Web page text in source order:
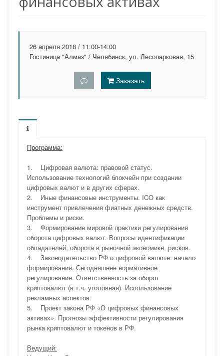
26 апреля 2018 / 11:00-14:00
Гостиница "Алмаз" / Челябинск, ул. Лесопарковая, 15
Заказать
Программа:
1. Цифровая валюта: правовой статус.
Использование технологий блокчейн при создании
цифровых валют и в других сферах.
2. Иные финансовые инструменты. ICO как
инструмент привлечения фиатных денежных средств.
Проблемы и риски.
3. Формирование мировой практики регулирования
оборота цифровых валют. Вопросы идентификации
обладателей, оборота в рыночной экономике, рисков.
4. Законодательство РФ о цифровой валюте: начало
формирования. Сегодняшнее нормативное
регулирование. Ответственность за оборот
криптовалют (в т.ч. уголовная). Использование
рекламных аспектов.
5. Проект закона РФ «О цифровых финансовых
активах». Прогнозы эффективности регулирования
рынка криптовалют и токенов в РФ.
Ведущий: